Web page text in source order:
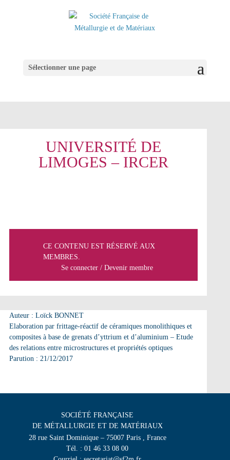
Sélectionner une page
UNIVERSITÉ DE
LIMOGES – IRCER
CE CONTENU EST RÉSERVÉ AUX
MEMBRES.
Se connecter/ Devenir membre
Auteur : Loïck BONNET
Elaboration par frittage-réactif de céramiques monolithiques et
composites à base de grenats d’yttrium et d’aluminium – Etude
des relations entre microstructures et propriétés optiques
Parution : 21/12/2017
SOCIÉTÉ FRANÇAISE
DE MÉTALLURGIE ET DE MATÉRIAUX
28 rue Saint Dominique – 75007 Paris , France
Tél. : 01 46 33 08 00